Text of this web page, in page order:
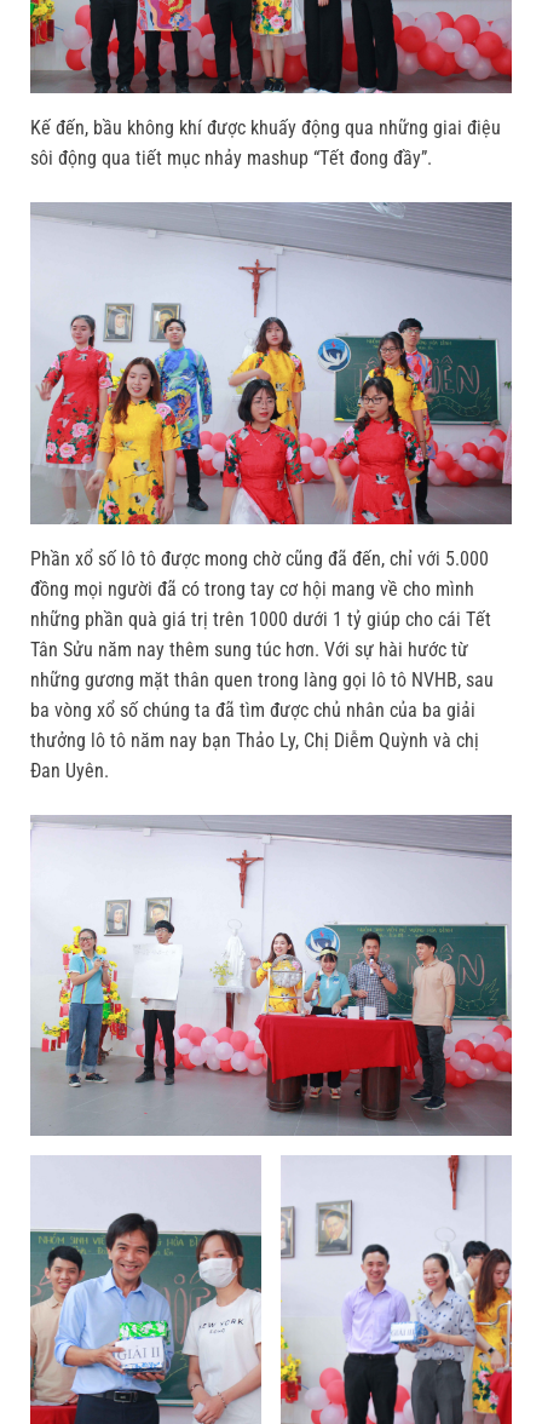
Kế đến, bầu không khí được khuấy động qua những giai điệu
sôi động qua tiết mục nhảy mashup “Tết đong đầy”.
Phần xổ số lô tô được mong chờ cũng đã đến, chỉ với 5.000
đồng mọi người đã có trong tay cơ hội mang về cho mình
những phần quà giá trị trên 1000 dưới 1 tỷ giúp cho cái Tết
Tân Sửu năm nay thêm sung túc hơn. Với sự hài hước từ
những gương mặt thân quen trong làng gọi lô tô NVHB, sau
ba vòng xổ số chúng ta đã tìm được chủ nhân của ba giải
thưởng lô tô năm nay bạn Thảo Ly, Chị Diễm Quỳnh và chị
Đan Uyên.